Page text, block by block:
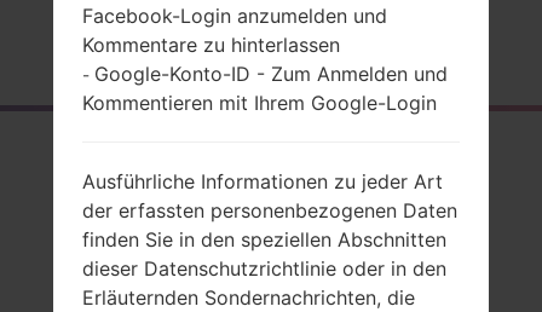
Startseite → Serie →LG Others
Rückblick
LGL02B(LGL02B)
Facebook-Login anzumelden und
Kommentare zu hinterlassen
- Google-Konto-ID - Zum Anmelden und
Kommentieren mit Ihrem Google-Login
Ausführliche Informationen zu jeder Art
der erfassten personenbezogenen Daten
finden Sie in den speziellen Abschnitten
dieser Datenschutzrichtlinie oder in den
Erläuternden Sondernachrichten, die